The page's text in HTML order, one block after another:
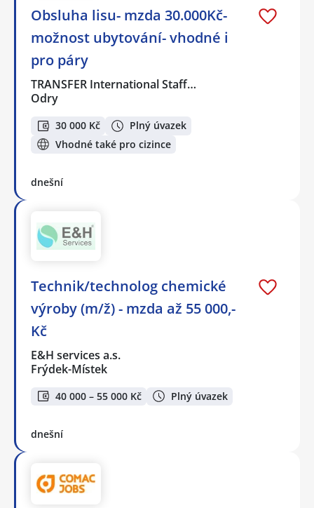
Obsluha lisu- mzda 30.000Kč-
možnost ubytování- vhodné i
pro páry
TRANSFER International Staff…
Odry
30 000 Kč
Plný úvazek
Vhodné také pro cizince
dnešní
Technik/technolog chemické
výroby (m/ž) - mzda až 55 000,-
Kč
E&H services a.s.
Frýdek-Místek
40 000 – 55 000 Kč Plný úvazek
dnešní